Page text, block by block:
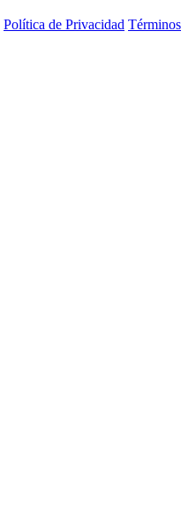
Política de Privacidad Términos